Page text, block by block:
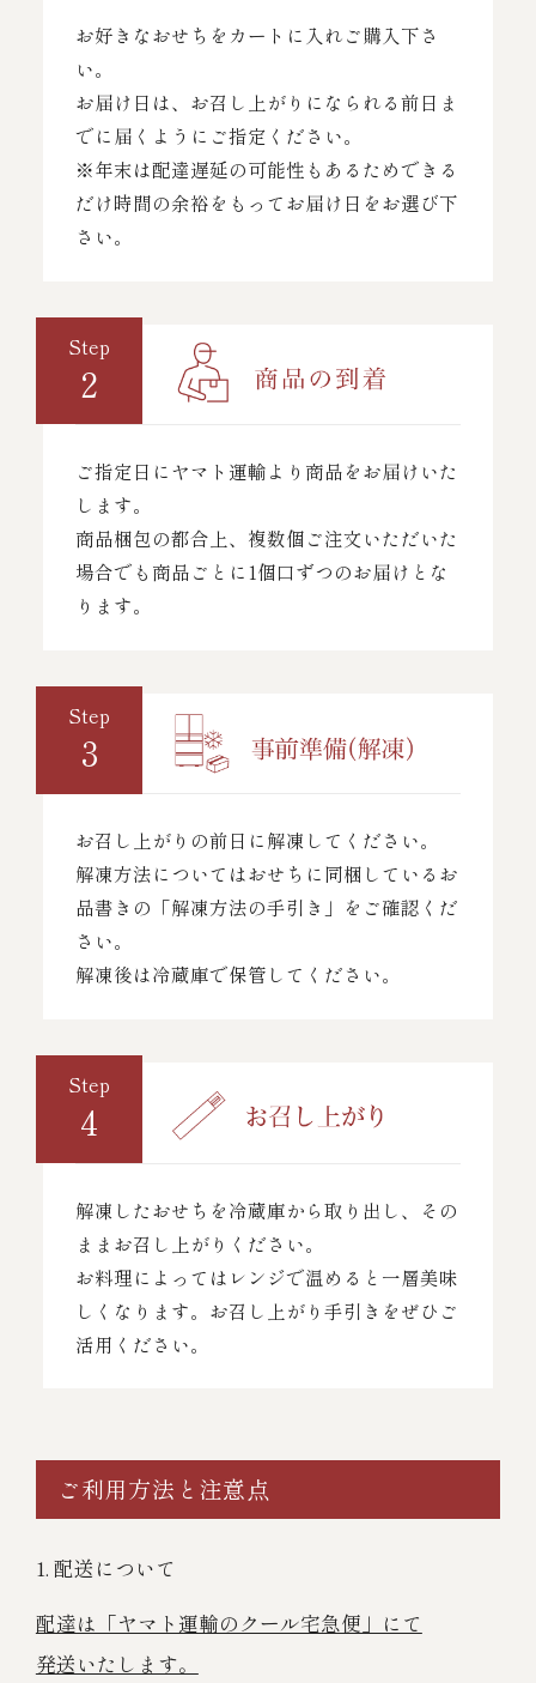
お好きなおせちをカートに入れご購入下さ
い。
お届け日は、お召し上がりになられる前日ま
でに届くようにご指定ください。
※年末は配達遅延の可能性もあるためできる
だけ時間の余裕をもってお届け日をお選び下
さい。
Step
2
ご指定日にヤマト運輸より商品をお届けいた
します。
商品梱包の都合上、複数個ご注文いただいた
場合でも商品ごとに1個口ずつのお届けとな
ります。
Step
3
お召し上がりの前日に解凍してください。
解凍方法についてはおせちに同梱しているお
品書きの「解凍方法の手引き」をご確認くだ
さい。
解凍後は冷蔵庫で保管してください。
Step
4
解凍したおせちを冷蔵庫から取り出し、その
ままお召し上がりください。
お料理によってはレンジで温めると一層美味
しくなります。お召し上がり手引きをぜひご
活用ください。
ご利用方法と注意点
1. 配送について
配達は「ヤマト運輸のクール宅急便」にて
発送いたします。